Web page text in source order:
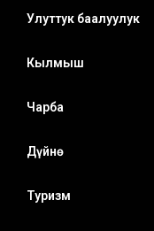
Улуттук баалуулук
Кылмыш
Чарба
Дүйнө
Туризм